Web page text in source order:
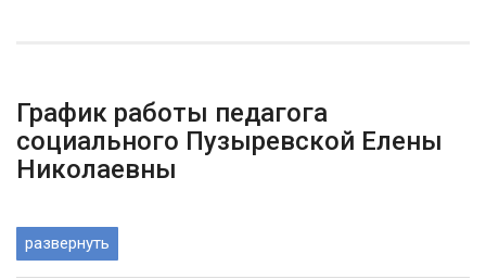
График работы педагога
социального Пузыревской Елены
Николаевны
развернуть